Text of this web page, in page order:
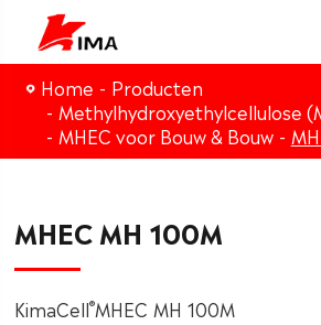
Home
Producten
Methylhydroxyethylcellulose
MHEC voor Bouw & Bouw
MHEC MH 100M
KimaCell®MHEC MH 100M